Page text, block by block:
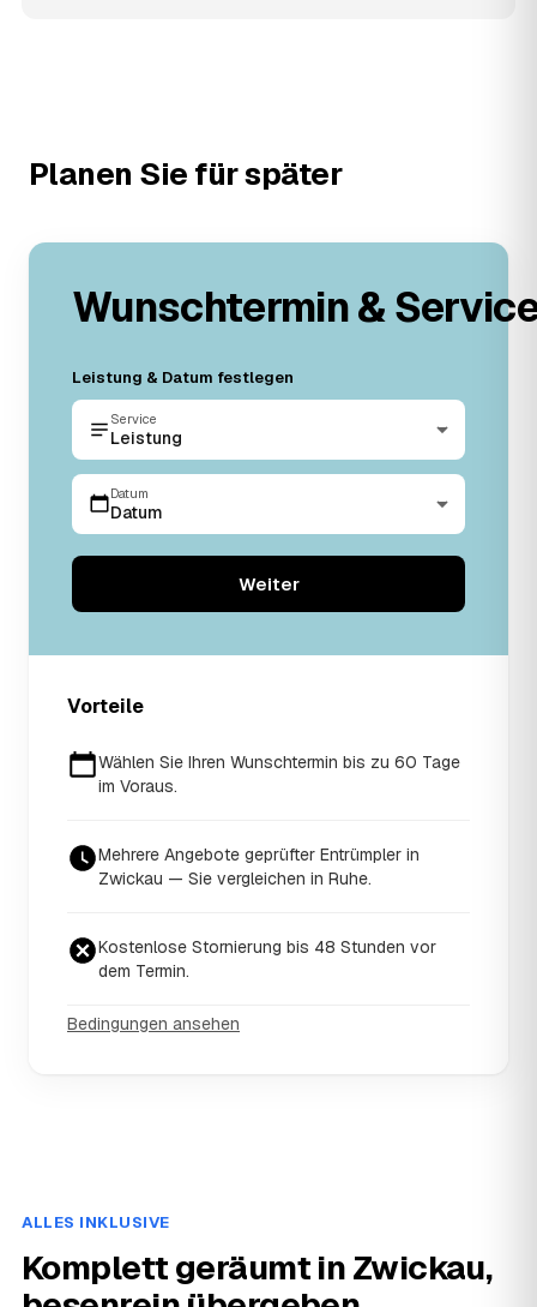
Planen Sie für später
Wunschtermin &
Leistung & Datum festlegen
Service
Leistung
Datum
Datum
Weiter
Vorteile
Wählen Sie Ihren Wunschtermin bis zu 60 Tage
im Voraus.
Mehrere Angebote geprüfter Entrümpler in
Zwickau — Sie vergleichen in Ruhe.
Kostenlose Stornierung bis 48 Stunden vor
dem Termin.
Bedingungen ansehen
ALLES INKLUSIVE
Komplett geräumt in Zwickau,